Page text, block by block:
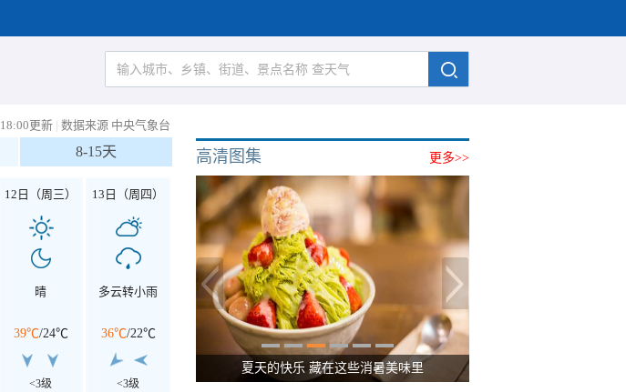
18:00更新 | 数据来源 中央气象台
8-15天
12日（周三）
晴
39℃/24℃
<3级
13日（周四）
多云转小雨
36℃/22℃
<3级
更多>>
高清图集
广西南宁：盛夏里的“绿野仙踪”